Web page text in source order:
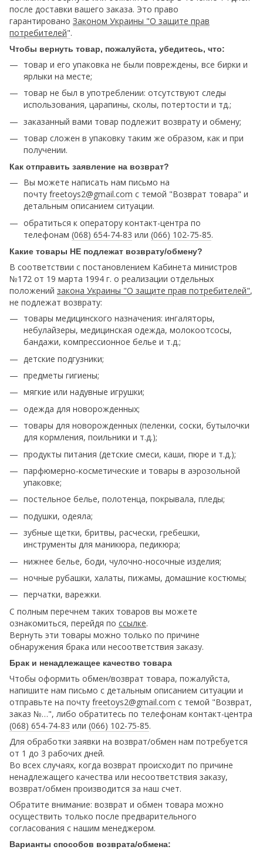
после доставки вашего заказа. Это право
гарантировано Законом Украины "О защите прав
потребителей".
Чтобы вернуть товар, пожалуйста, убедитесь, что:
товар и его упаковка не были повреждены, все бирки и
ярлыки на месте;
товар не был в употреблении: отсутствуют следы
использования, царапины, сколы, потертости и тд.;
заказанный вами товар подлежит возврату и обмену;
товар сложен в упаковку таким же образом, как и при
получении.
Как отправить заявление на возврат?
Вы можете написать нам письмо на
почту freetoys2@gmail.com c темой "Возврат товара" и
детальным описанием ситуации.
обратиться к оператору контакт-центра по
телефонам (068) 654-74-83 или (066) 102-75-85.
Какие товары НЕ подлежат возврату/обмену?
В соответствии с постановлением Кабинета министров
№172 от 19 марта 1994 г. о реализации отдельных
положений закона Украины "О защите прав потребителей",
не подлежат возврату:
товары медицинского назначения: ингаляторы,
небулайзеры, медицинская одежда, молокоотсосы,
бандажи, компрессионное белье и т.д.;
детские подгузники;
предметы гигиены;
мягкие или надувные игрушки;
одежда для новорожденных;
товары для новорожденных (пеленки, соски, бутылочки
для кормления, поильники и т.д.);
продукты питания (детские смеси, каши, пюре и т.д.);
парфюмерно-косметические и товары в аэрозольной
упаковке;
постельное белье, полотенца, покрывала, пледы;
подушки, одеяла;
зубные щетки, бритвы, расчески, гребешки,
инструменты для маникюра, педикюра;
нижнее белье, боди, чулочно-носочные изделия;
ночные рубашки, халаты, пижамы, домашние костюмы;
перчатки, варежки.
С полным перечнем таких товаров вы можете
ознакомиться, перейдя по ссылке.
Вернуть эти товары можно только по причине
обнаружения брака или несоответствия заказу.
Брак и ненадлежащее качество товара
Чтобы оформить обмен/возврат товара, пожалуйста,
напишите нам письмо с детальным описанием ситуации и
отправьте на почту freetoys2@gmail.com c темой "Возврат,
заказ №…", либо обратитесь по телефонам контакт-центра
(068) 654-74-83 или (066) 102-75-85.
Для обработки заявки на возврат/обмен нам потребуется
от 1 до 3 рабочих дней.
Во всех случаях, когда возврат происходит по причине
ненадлежащего качества или несоответствия заказу,
возврат/обмен производится за наш счет.
Обратите внимание: возврат и обмен товара можно
осуществить только после предварительного
согласования с нашим менеджером.
Варианты способов возврата/обмена: